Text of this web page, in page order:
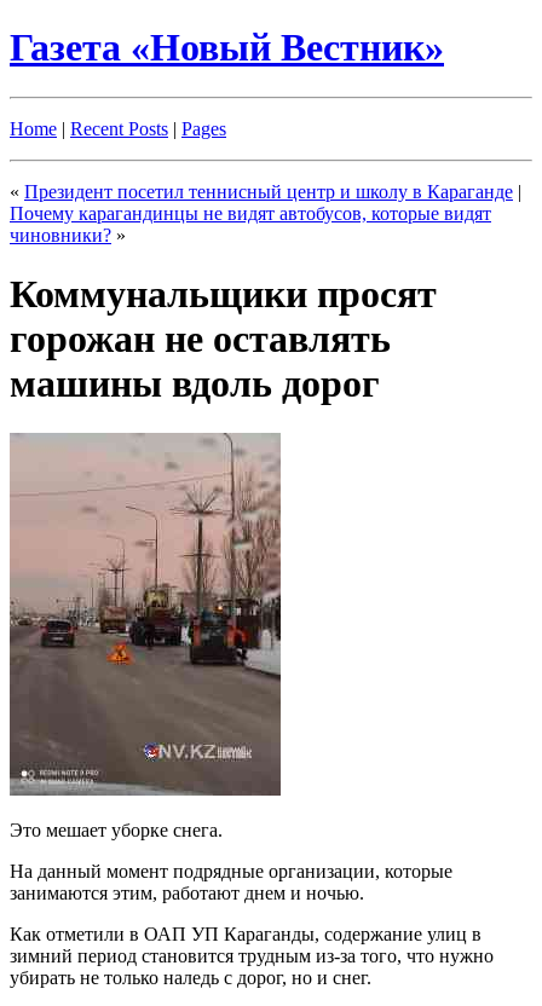
Газета «Новый Вестник»
Home | Recent Posts | Pages
« Президент посетил теннисный центр и школу в Караганде |
Почему карагандинцы не видят автобусов, которые видят
чиновники? »
Коммунальщики просят
горожан не оставлять
машины вдоль дорог
Это мешает уборке снега.
На данный момент подрядные организации, которые
занимаются этим, работают днем и ночью.
Как отметили в ОАП УП Караганды, содержание улиц в
зимний период становится трудным из-за того, что нужно
убирать не только наледь с дорог, но и снег.